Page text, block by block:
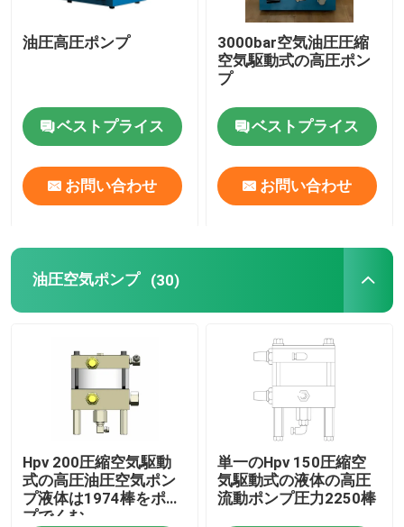
油圧高圧ポンプ
ベストプライス
お問い合わせ
3000bar空気油圧圧縮
空気駆動式の高圧ポン
プ
ベストプライス
お問い合わせ
油圧空気ポンプ (30)
Hpv 200圧縮空気駆動
式の高圧油圧空気ポン
プ液体は1974棒をポン
プでくむ
単一のHpv 150圧縮空
気駆動式の液体の高圧
流動ポンプ圧力2250棒